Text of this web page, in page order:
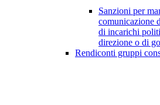
Sanzioni per
comunicazione
di incarichi
direzione o di
Rendiconti gruppi